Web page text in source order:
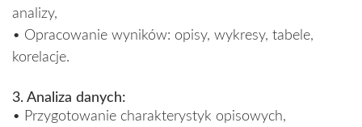
analizy,
• Opracowanie wyników: opisy, wykresy, tabele,
korelacje.
3. Analiza danych:
• Przygotowanie charakterystyk opisowych,